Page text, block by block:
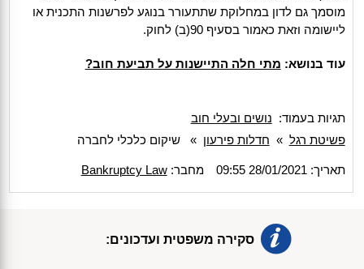
מוסמך גם לדון במחלוקת שתתעורר בנוגע לפרשנות התכנית או
ליישומה וזאת כאמור בסעיף 90(ב) לחוק.
עוד בנושא: מתי חלה התיישנות על תביעת חוב?
תגיות בעמוד: נושים ובעלי חוב
פשיטת רגל » חדלות פירעון »שיקום כלכלי לחברה
תאריך: 28/01/2021 09:55 מחבר:Bankruptcy Law
סקירה משפטית ועדכונים: